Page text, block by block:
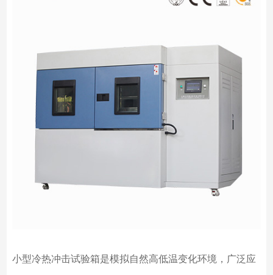
小型冷热冲击试验箱是模拟自然高低温变化环境，广泛应